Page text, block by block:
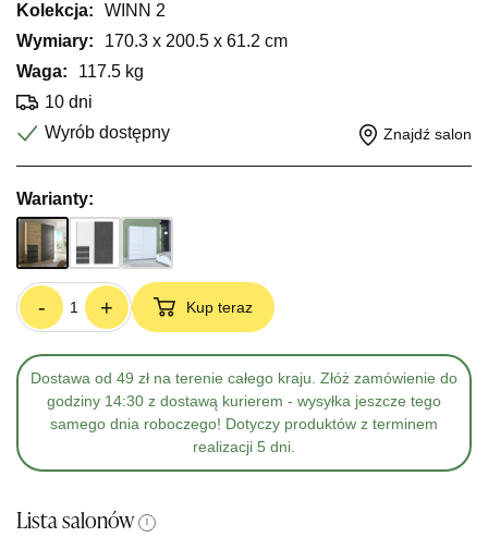
Kolekcja:
WINN 2
Wymiary:
170.3 x 200.5 x 61.2 cm
Waga:
117.5 kg
10 dni
Wyrób dostępny
Znajdź salon
Warianty:
- + Kup teraz
Dostawa od 49 zł na terenie całego kraju. Złóż zamówienie do
godziny 14:30 z dostawą kurierem - wysyłka jeszcze tego
samego dnia roboczego! Dotyczy produktów z terminem
realizacji 5 dni.
Lista salonów i